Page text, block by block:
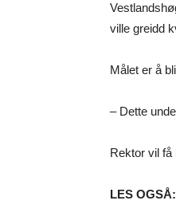
ville greidd
Målet er å
– Dette
Rektor vil få
LES OGSÅ: